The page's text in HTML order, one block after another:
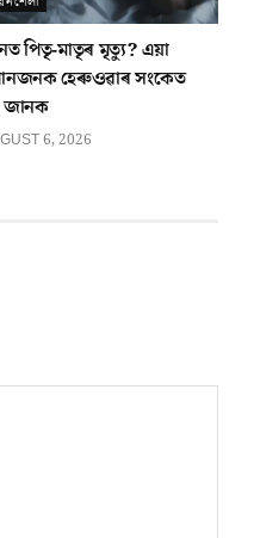
পিতৃ-মাতৃৰ মৃত্যু? এয়া
হেৰুওৱাৰ সংকেত
জানক
6, 2026